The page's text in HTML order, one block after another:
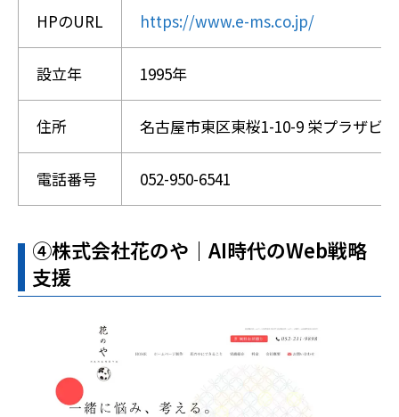
HPのURL https://www.e-ms.co.jp/
設立年 1995年
住所 名古屋市東区東桜1-10-9 栄プラザビ
電話番号 052-950-6541
➃株式会社花のや｜AI時代のWeb戦略
支援